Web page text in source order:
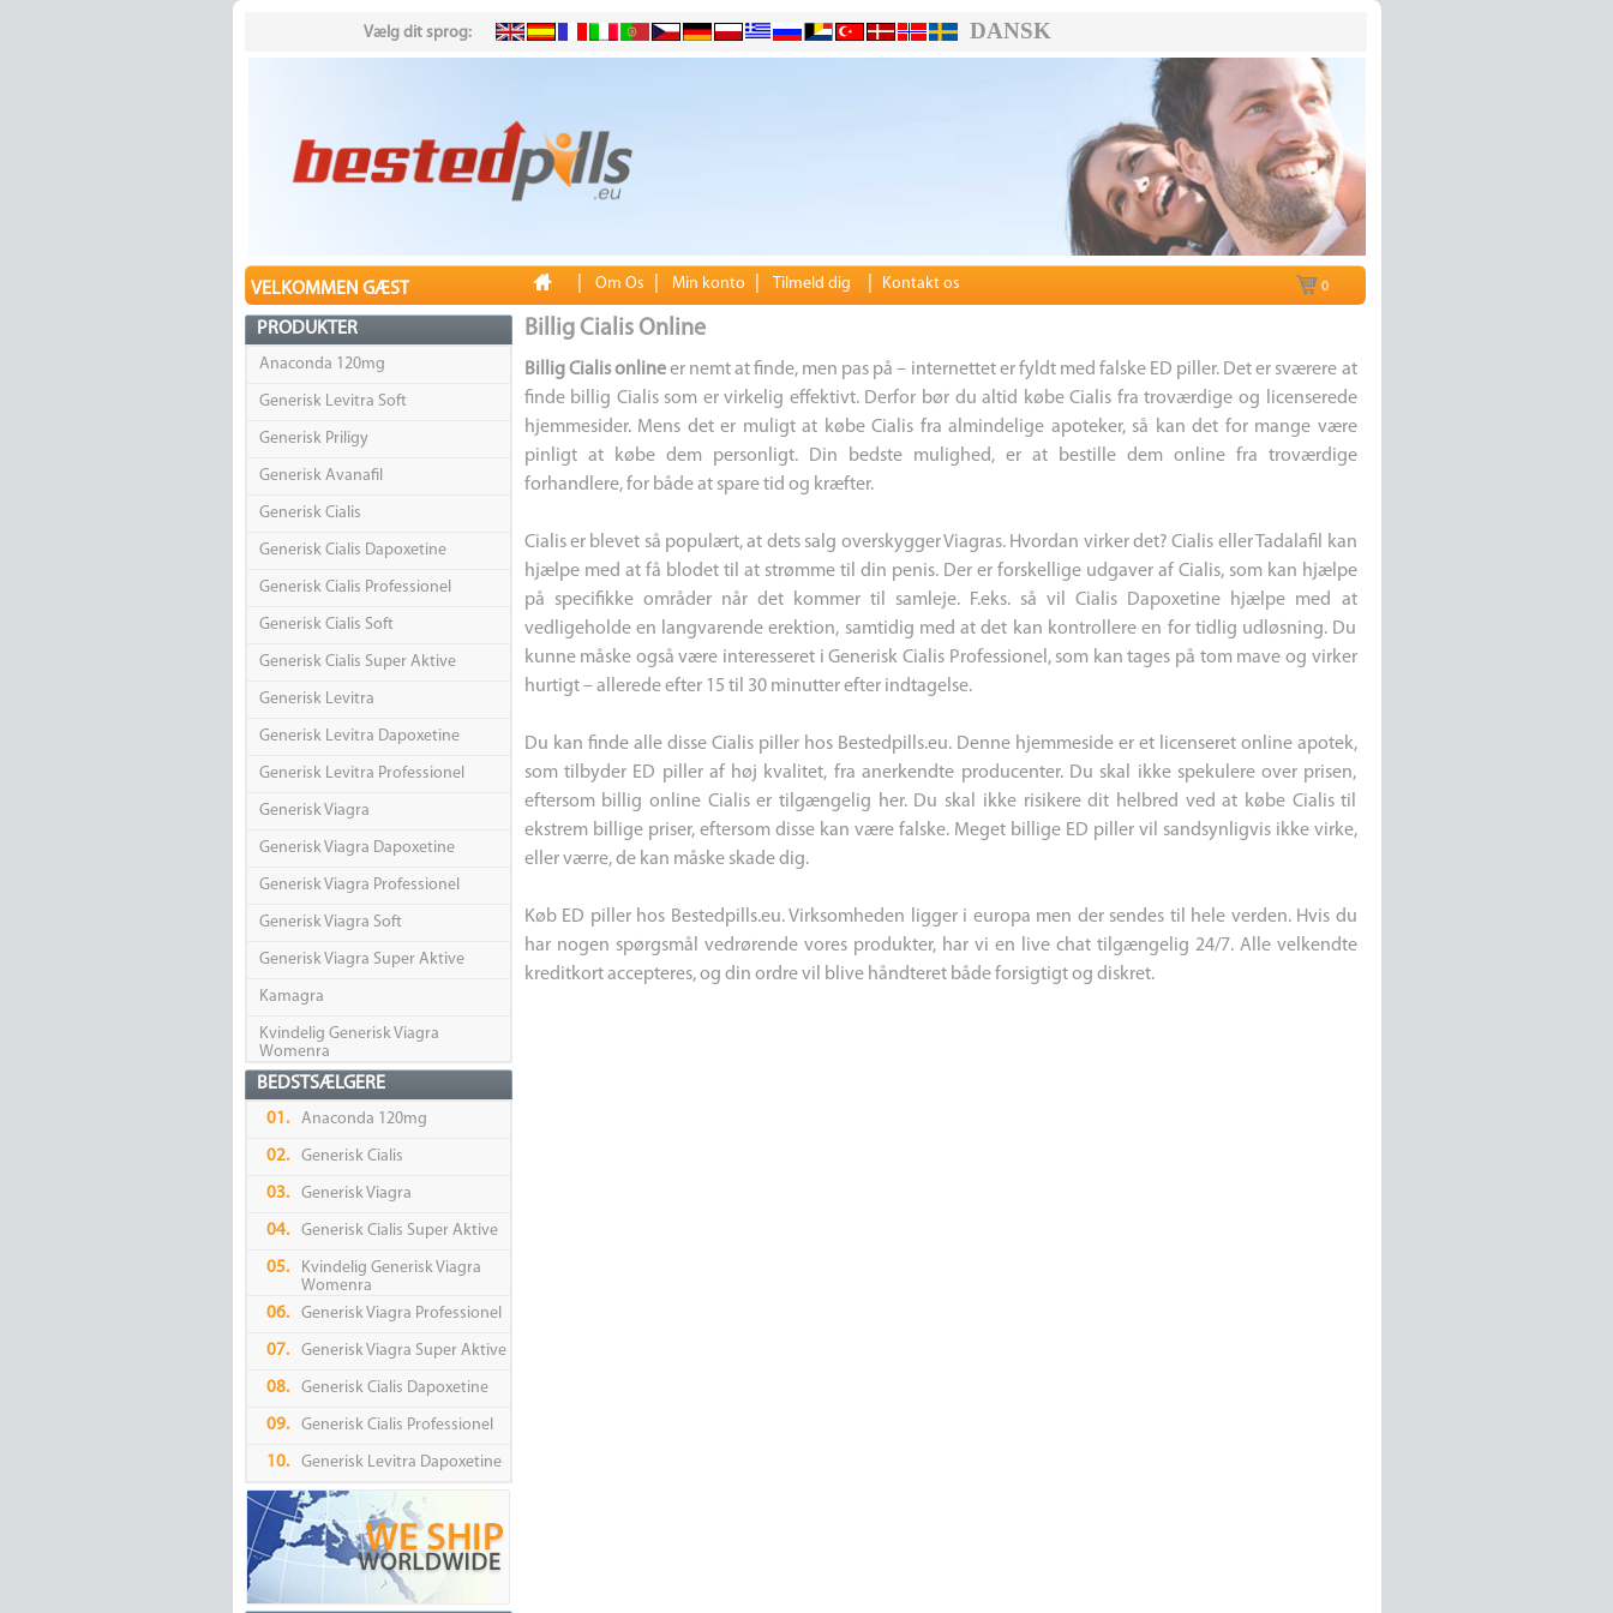
Vælg dit sprog: DANSK
VELKOMMEN GÆST Om Os Min konto Tilmeld dig Kontakt os 0
PRODUKTER
Anaconda 120mg
Generisk Levitra Soft
Generisk Priligy
Generisk Avanafil
Generisk Cialis
Generisk Cialis Dapoxetine
Generisk Cialis Professionel
Generisk Cialis Soft
Generisk Cialis Super Aktive
Generisk Levitra
Generisk Levitra Dapoxetine
Generisk Levitra Professionel
Generisk Viagra
Generisk Viagra Dapoxetine
Generisk Viagra Professionel
Generisk Viagra Soft
Generisk Viagra Super Aktive
Kamagra
Kvindelig Generisk Viagra
Womenra
BEDSTSÆLGERE
01. Anaconda 120mg
02. Generisk Cialis
03. Generisk Viagra
04. Generisk Cialis Super Aktive
05.
Kvindelig Generisk Viagra
Womenra
06.
Generisk Viagra Professionel
07. Generisk Viagra Super Aktive
08. Generisk Cialis Dapoxetine
09. Generisk Cialis Professionel
10. Generisk Levitra Dapoxetine
Billig Cialis Online
Billig Cialis onlineer nemt at finde, men pas på – internettet er fyldt med falske ED piller. Det er sværere at
finde billig Cialis som er virkelig effektivt. Derfor bør du altid købe Cialis fra troværdige og licenserede
hjemmesider. Mens det er muligt at købe Cialis fra almindelige apoteker, så kan det for mange være
pinligt at købe dem personligt. Din bedste mulighed, er at bestille dem online fra troværdige
forhandlere, for både at spare tid og kræfter.
Cialis er blevet så populært, at dets salg overskygger Viagras. Hvordan virker det? Cialis eller Tadalafil kan
hjælpe med at få blodet til at strømme til din penis. Der er forskellige udgaver af Cialis, som kan hjælpe
på specifikke områder når det kommer til samleje. F.eks. så vil Cialis Dapoxetine hjælpe med at
vedligeholde en langvarende erektion, samtidig med at det kan kontrollere en for tidlig udløsning. Du
kunne måske også være interesseret i Generisk Cialis Professionel, som kan tages på tom mave og virker
hurtigt – allerede efter 15 til 30 minutter efter indtagelse.
Du kan finde alle disse Cialis piller hos Bestedpills.eu. Denne hjemmeside er et licenseret online apotek,
som tilbyder ED piller af høj kvalitet, fra anerkendte producenter. Du skal ikke spekulere over prisen,
eftersom billig online Cialis er tilgængelig her. Du skal ikke risikere dit helbred ved at købe Cialis til
ekstrem billige priser, eftersom disse kan være falske. Meget billige ED piller vil sandsynligvis ikke virke,
eller værre, de kan måske skade dig.
Køb ED piller hos Bestedpills.eu. Virksomheden ligger i europa men der sendes til hele verden. Hvis du
har nogen spørgsmål vedrørende vores produkter, har vi en live chat tilgængelig 24/7. Alle velkendte
kreditkort accepteres, og din ordre vil blive håndteret både forsigtigt og diskret.